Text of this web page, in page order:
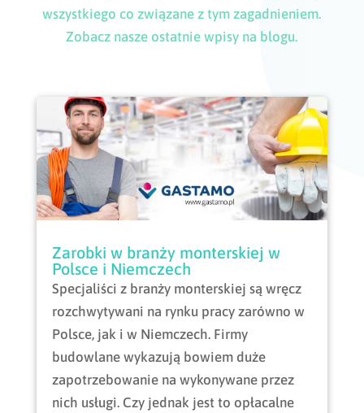
wszystkiego co związane z tym zagadnieniem.
Zobacz nasze ostatnie wpisy na blogu.
Zarobki w branży monterskiej w
Polsce i Niemczech
Specjaliści z branży monterskiej są wręcz
rozchwytywani na rynku pracy zarówno w
Polsce, jak i w Niemczech. Firmy
budowlane wykazują bowiem duże
zapotrzebowanie na wykonywane przez
nich usługi. Czy jednak jest to opłacalne